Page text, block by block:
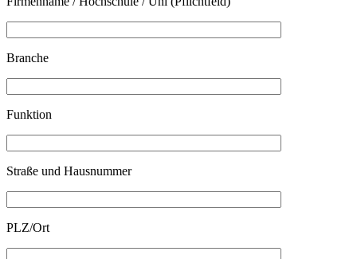
Branche
Funktion
Straße und Hausnummer
PLZ/Ort